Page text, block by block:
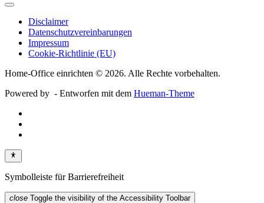
Disclaimer
Datenschutzvereinbarungen
Impressum
Cookie-Richtlinie (EU)
Home-Office einrichten © 2026. Alle Rechte vorbehalten.
Powered by - Entworfen mit dem Hueman-Theme
Symbolleiste für Barrierefreiheit
close Toggle the visibility of the Accessibility Toolbar